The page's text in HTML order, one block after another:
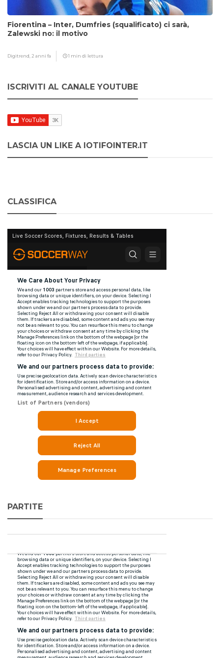
Fiorentina – Inter, Dumfries (squalificato) ci sarà,
Zalewski no: il motivo
Digitrend, 2 anni fa 1 min di lettura
ISCRIVITI AL CANALE YOUTUBE
LASCIA UN LIKE A IOTIFOINTER.IT
CLASSIFICA
PARTITE